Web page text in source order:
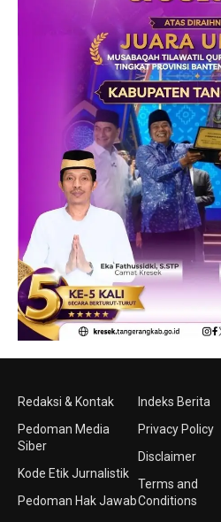
Redaksi & Kontak
Pedoman Media
Siber
Kode Etik Jurnalistik
Pedoman Hak Jawab
Indeks Berita
Privacy Policy
Disclaimer
Terms and
Conditions